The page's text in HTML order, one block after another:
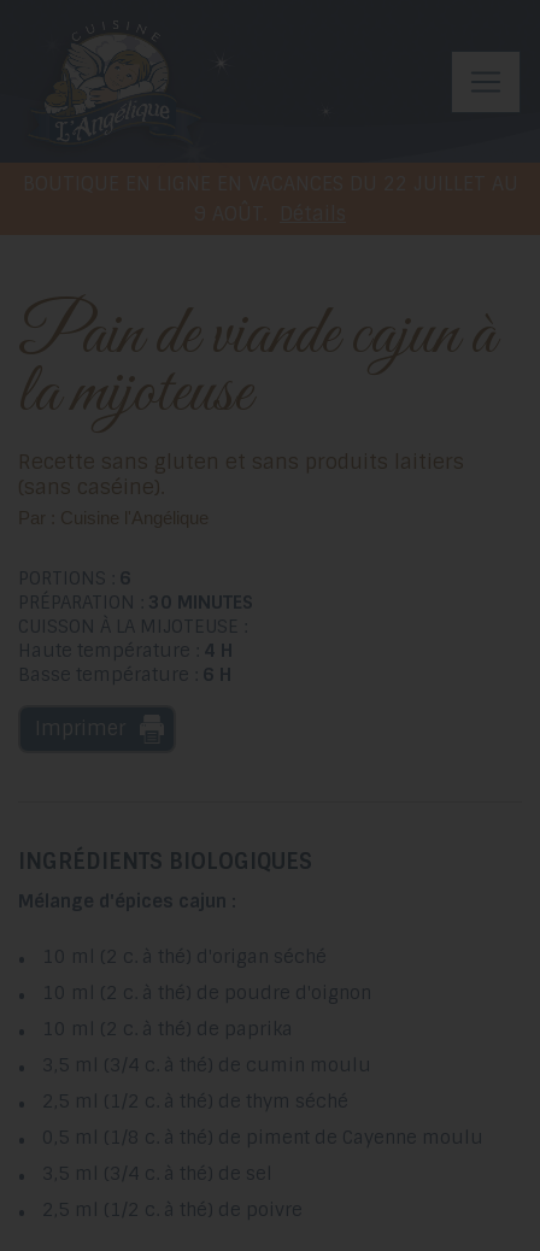
Pain de viande cajun à
la mijoteuse
Recette sans gluten et sans produits laitiers
(sans caséine).
Par : Cuisine l'Angélique
PORTIONS : 6
PRÉPARATION : 30 MINUTES
CUISSON À LA MIJOTEUSE :
Haute température : 4 H
Basse température : 6 H
INGRÉDIENTS BIOLOGIQUES
Mélange d'épices cajun :
10 ml (2 c. à thé) d'origan séché
10 ml (2 c. à thé) de poudre d'oignon
10 ml (2 c. à thé) de paprika
3,5 ml (3/4 c. à thé) de cumin moulu
2,5 ml (1/2 c. à thé) de thym séché
0,5 ml (1/8 c. à thé) de piment de Cayenne moulu
3,5 ml (3/4 c. à thé) de sel
2,5 ml (1/2 c. à thé) de poivre